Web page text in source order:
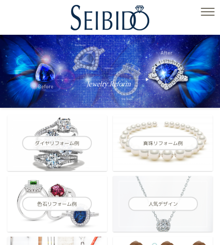
ダイヤリフォーム例 真珠リフォーム例
色石リフォーム例 人気デザイン